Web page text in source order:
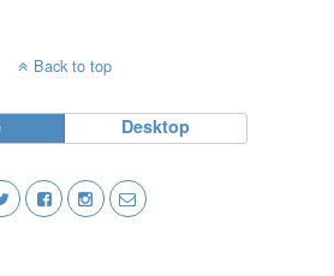
Back to top
Desktop